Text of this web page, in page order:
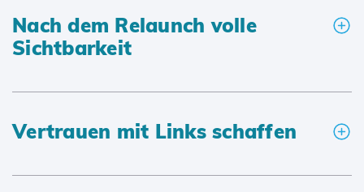
Nach dem Relaunch volle
Sichtbarkeit
Vertrauen mit Links schaffen